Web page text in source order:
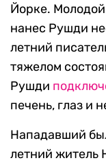
Йорке.
нанес Рушди
летний
тяжелом
Рушди
печень, глаз и
Нападавший
летний житель